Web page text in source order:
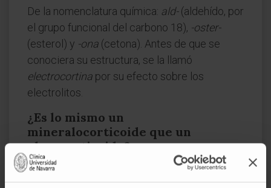
De la nomenclatura química: ald-(aldehído, por
el grupo funcional del carbono 18), -oster-
(esterol) y -ona (cetona). Antes de que se
conociera su estructura, se la llamó
electrocortina por su efecto sobre los
electrolitos.
¿Es lo mismo un
mineralocorticoide que un
glucocorticoide?
No. Ambos son hormonas esteroideas de la